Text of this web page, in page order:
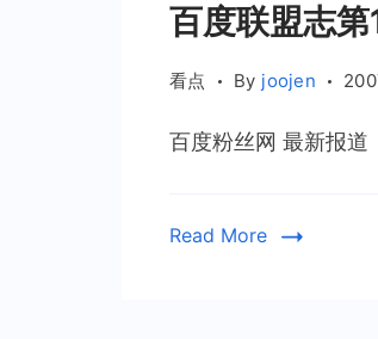
百度联盟志
看点 By joojen
百度粉丝网 最新报
Read More